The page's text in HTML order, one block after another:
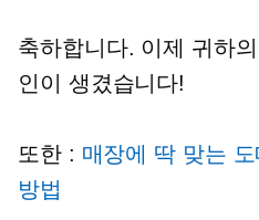
축하합니다. 이제 귀하
인이 생겼습니다!
또한 : 매장에 딱 맞는
방법